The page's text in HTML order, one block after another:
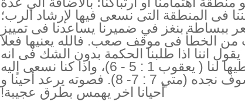
فى المنطقة التى نسعى فيها لإرشاد الرب؛
ببساطة بنغز في ضميرنا يساعدنا فى تمييز
من الخطأ فى موقف صعب. فالله يعنيها فعلا
يقول اننا اذا طلبنا الحكمة بدون الشك فى انه
سوف يعطيها لنا ( يعقوب 1 : 5 - 6)، واذا كنا نسعى إليه
حقا فسوف نجده (متي 7 : 7- 8). فصوته يرعد أحينا و
أحيانا اخر يهمس بطرق عجيبة!